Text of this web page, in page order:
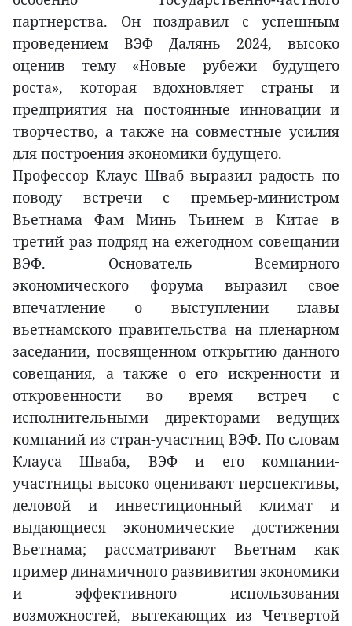
партнерства. Он поздравил с успешным
проведением ВЭФ Далянь 2024, высоко
оценив тему «Новые рубежи будущего
роста», которая вдохновляет страны и
предприятия на постоянные инновации и
творчество, а также на совместные усилия
для построения экономики будущего.
Профессор Клаус Шваб выразил радость по
поводу встречи с премьер-министром
Вьетнама Фам Минь Тьинем в Китае в
третий раз подряд на ежегодном совещании
ВЭФ. Основатель Всемирного
экономического форума выразил свое
впечатление о выступлении главы
вьетнамского правительства на пленарном
заседании, посвященном открытию данного
совещания, а также о его искренности и
откровенности во время встреч с
исполнительными директорами ведущих
компаний из стран-участниц ВЭФ. По словам
Клауса Шваба, ВЭФ и его компании-
участницы высоко оценивают перспективы,
деловой и инвестиционный климат и
выдающиеся экономические достижения
Вьетнама; рассматривают Вьетнам как
пример динамичного развивития экономики
и эффективного использования
возможностей, вытекающих из Четвертой